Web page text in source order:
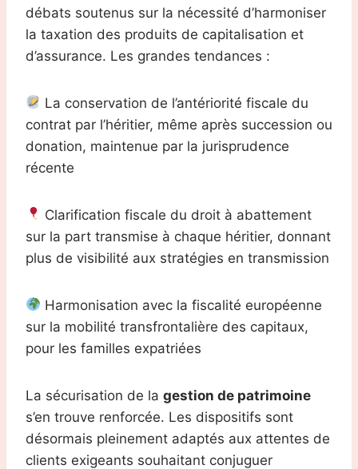
débats soutenus sur la nécessité d’harmoniser
la taxation des produits de capitalisation et
d’assurance. Les grandes tendances :
La conservation de l’antériorité fiscale du
contrat par l’héritier, même après succession ou
donation, maintenue par la jurisprudence
récente
Clarification fiscale du droit à abattement
sur la part transmise à chaque héritier, donnant
plus de visibilité aux stratégies en transmission
Harmonisation avec la fiscalité européenne
sur la mobilité transfrontalière des capitaux,
pour les familles expatriées
La sécurisation de la gestion de patrimoine
s’en trouve renforcée. Les dispositifs sont
désormais pleinement adaptés aux attentes de
clients exigeants souhaitant conjuguer